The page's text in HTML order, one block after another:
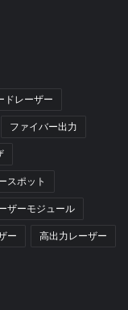
ドレーザー
ファイバー出力
スポット
ザーモジュール
ー 高出力レーザー